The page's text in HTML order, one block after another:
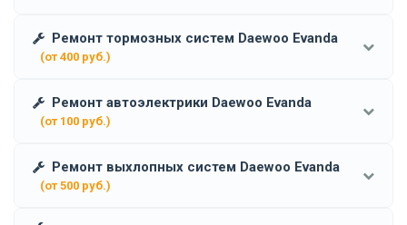
Ремонт тормозных систем Daewoo Evanda
(от 400 руб.)
Ремонт автоэлектрики Daewoo Evanda
(от 100 руб.)
Ремонт выхлопных систем Daewoo Evanda
(от 500 руб.)